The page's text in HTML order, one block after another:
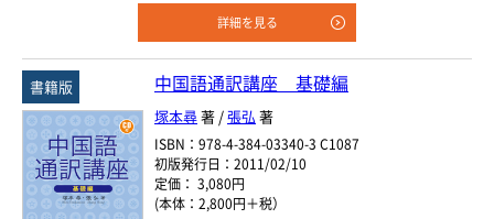
詳細を見る
中国語通訳講座 基礎編
塚本尋著 /張弘 著
ISBN：978-4-384-03340-3 C1087
初版発行日：2011/02/10
定価： 3,080円
(本体：2,800円＋税）
書籍版